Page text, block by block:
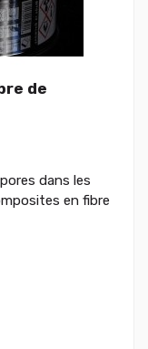
de
dans les
en fibre